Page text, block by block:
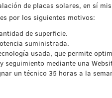
de placas solares, en sí
por los siguientes motivos:
de superficie.
suministrada.
usada, que permite
seguimiento mediante una
un técnico 35 horas a la